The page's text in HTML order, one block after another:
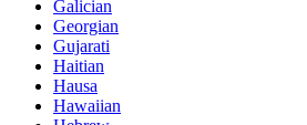
Galician
Georgian
Gujarati
Haitian
Hausa
Hawaiian